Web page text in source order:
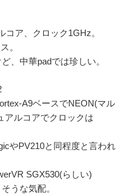
ア、クロック1GHz。
。
、中華padでは珍しい。
A9ベースでNEON(マル
アルコアでクロックは
やPV210と同程度と言われ
SGX530(らしい)
うな気配。